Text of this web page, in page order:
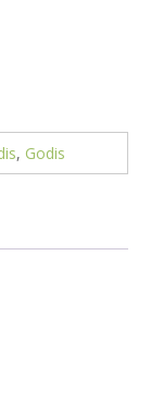
, Godis